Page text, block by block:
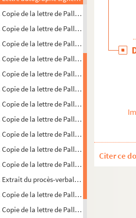
de la lettre de Palloy au citoyen
de la lettre de Palloy au citoyen Godart
de la lettre de Palloy au citoyen Fiquet
de la lettre de Palloy au citoyen Lépine
de la lettre de Palloy au citoyen Godart
de la lettre de Palloy au citoyen
Copie de la lettre de Palloy au citoyen
Copie de la lettre de Palloy au citoyen
de la lettre de Palloy au citoyen Réal
de la lettre de Palloy à Dangé
de la lettre de Palloy à Colombeau
Extrait du procès-verbal de la Convention
de la lettre de Palloy à Maruel [
de la lettre de Palloy à Mamelle
Citer ce